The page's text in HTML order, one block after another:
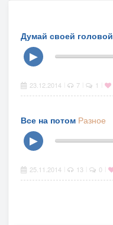
Думай своей головой
▶
23.12.2014 7 1
Все на потом Разное
▶
25.11.2014 13 0